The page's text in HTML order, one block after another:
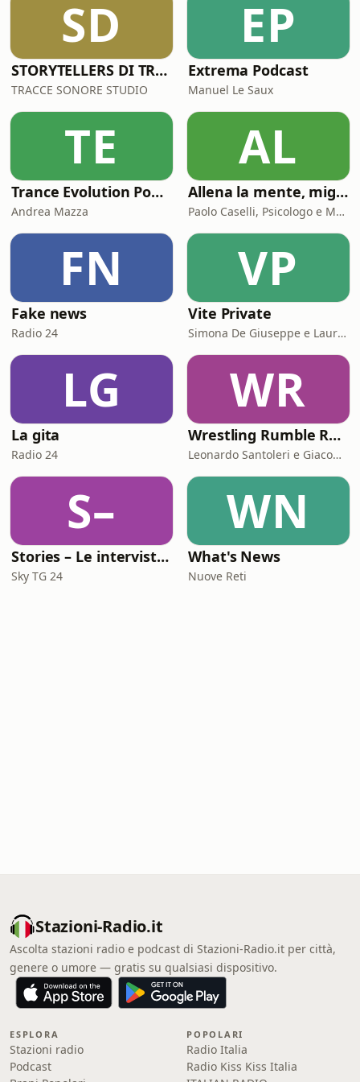
SD
STORYTELLERS DI TRACCESONORE STUDIO
TRACCE SONORE STUDIO
EP
Extrema Podcast
Manuel Le Saux
TE
Trance Evolution Podcast
Andrea Mazza
AL
Allena la mente, migliora la tua vita. Psicologia, mental training e crescita personale
Paolo Caselli, Psicologo e Mental Trainer
FN
Fake news
Radio 24
VP
Vite Private
Simona De Giuseppe e Laura Marinaro
LG
La gita
Radio 24
WR
Wrestling Rumble Room Podcast
Leonardo Santoleri e Giacomo Toniaccini
S–
Stories – Le interviste di Omar Schillaci
Sky TG 24
WN
What's News
Nuove Reti
Stazioni-Radio.it
Ascolta stazioni radio e podcast di Stazioni-Radio.it per città,
genere o umore — gratis su qualsiasi dispositivo.
ESPLORA
Stazioni radio
Podcast
POPOLARI
Radio Italia
Radio Kiss Kiss Italia